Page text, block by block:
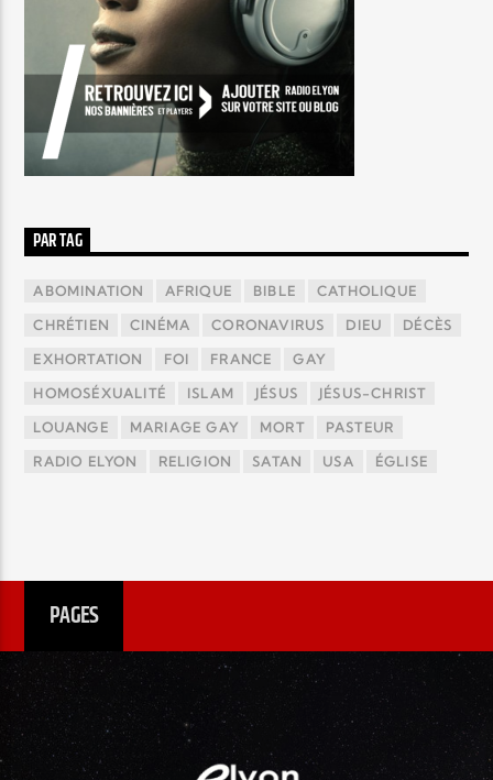
PAR TAG
ABOMINATION AFRIQUE BIBLE CATHOLIQUE
CHRÉTIEN CINÉMA CORONAVIRUS DIEU DÉCÈS
EXHORTATION FOI FRANCE GAY
HOMOSÉXUALITÉ ISLAM JÉSUS JÉSUS-CHRIST
LOUANGE MARIAGE GAY MORT PASTEUR
RADIO ELYON RELIGION SATAN USA ÉGLISE
PAGES